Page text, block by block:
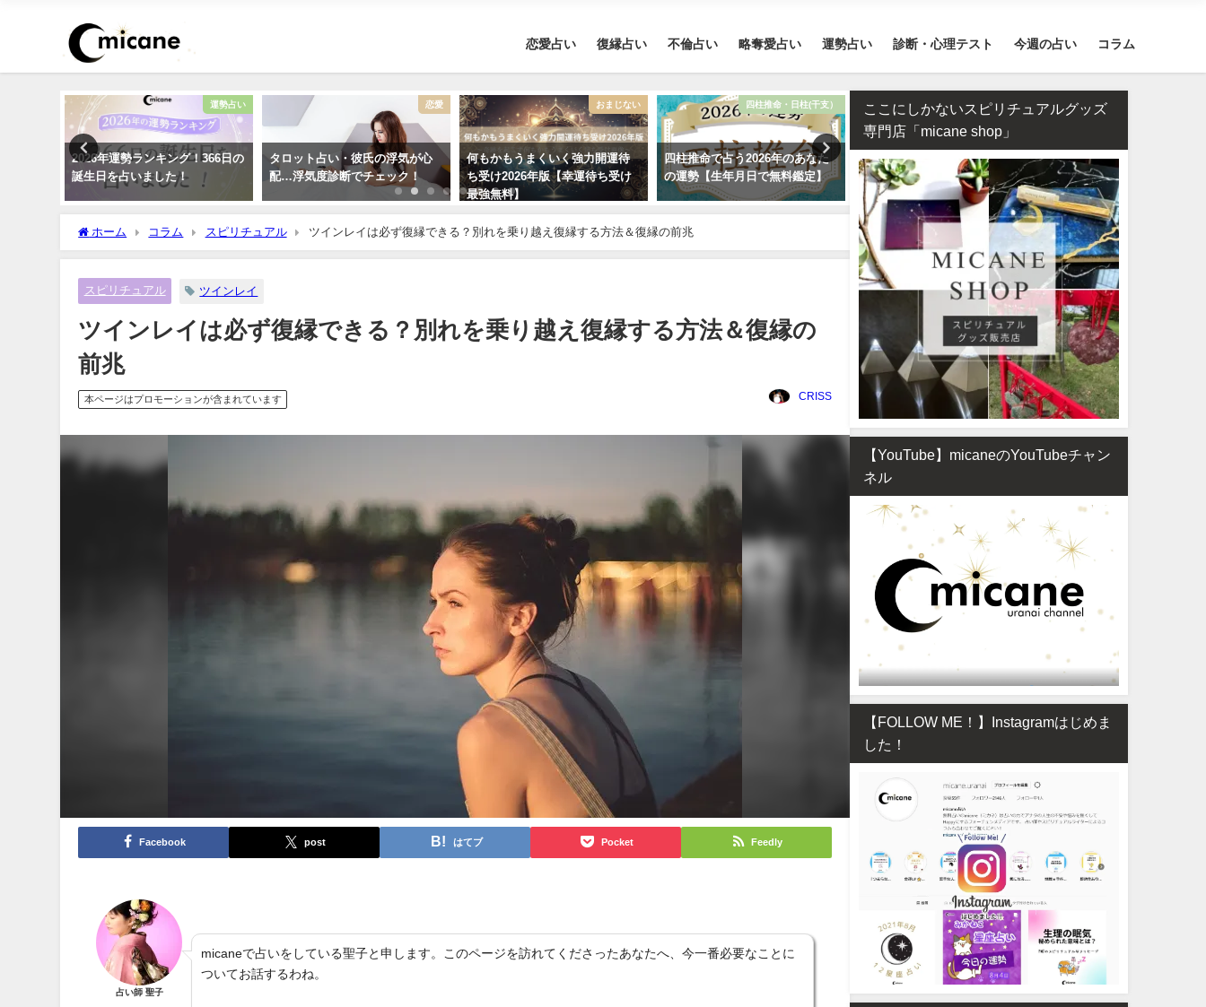
恋愛占い 復縁占い 不倫占い 略奪愛占い 運勢占い 診断・心理テスト 今週の占い コラム
運勢占い
2026年運勢ランキング！366日の
誕生日を占いました！
恋愛
タロット占い・彼氏の浮気が心
配…浮気度診断でチェック！
おまじない
何もかもうまくいく強力開運待
ち受け2026年版【幸運待ち受け
最強無料】
四柱推命・日柱(干支）
四柱推命で占う2026年のあなた
の運勢【生年月日で無料鑑定】
12星座
【2026年】12星座別の運勢まと
め
タロット占い・恋人はいつ
る？彼氏はいつできるのか
します！
ホーム コラム スピリチュアル ツインレイは必ず復縁できる？別れを乗り越え復縁する方法＆復縁の前兆
スピリチュアル ツインレイ
ツインレイは必ず復縁できる？別れを乗り越え復縁する方法＆復縁の
前兆
本ページはプロモーションが含まれています CRISS
Facebook post はてブ Pocket Feedly
占い師 聖子
micaneで占いをしている聖子と申します。このページを訪れてくださったあなたへ、今一番必要なことに
ついてお話するわね。
ここにしかないスピリチュアルグッズ
専門店「micane shop」
【YouTube】micaneのYouTubeチャン
ネル
【FOLLOW ME！】Instagramはじめま
した！